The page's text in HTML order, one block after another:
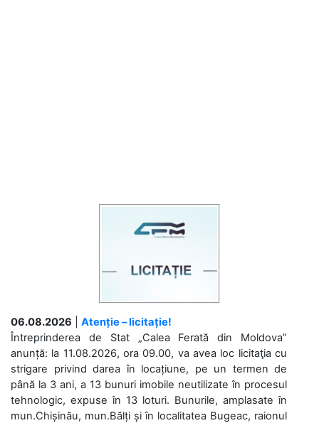
06.08.2026
Atenție – licitație!
Întreprinderea de Stat „Calea Ferată din Moldova”
anunță: la 11.08.2026, ora 09.00, va avea loc licitaţia cu
strigare privind darea în locațiune, pe un termen de
până la 3 ani, a 13 bunuri imobile neutilizate în procesul
tehnologic, expuse în 13 loturi. Bunurile, amplasate în
mun.Chișinău, mun.Bălți și în localitatea Bugeac, raionul